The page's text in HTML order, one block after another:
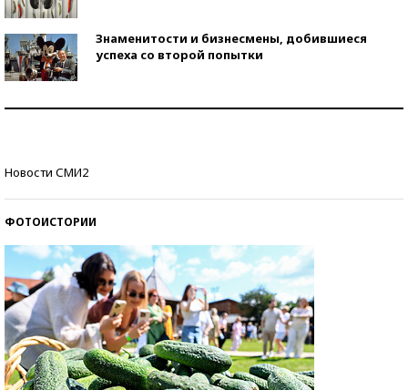
Знаменитости и бизнесмены, добившиеся
успеха со второй попытки
Новости СМИ2
ФОТОИСТОРИИ